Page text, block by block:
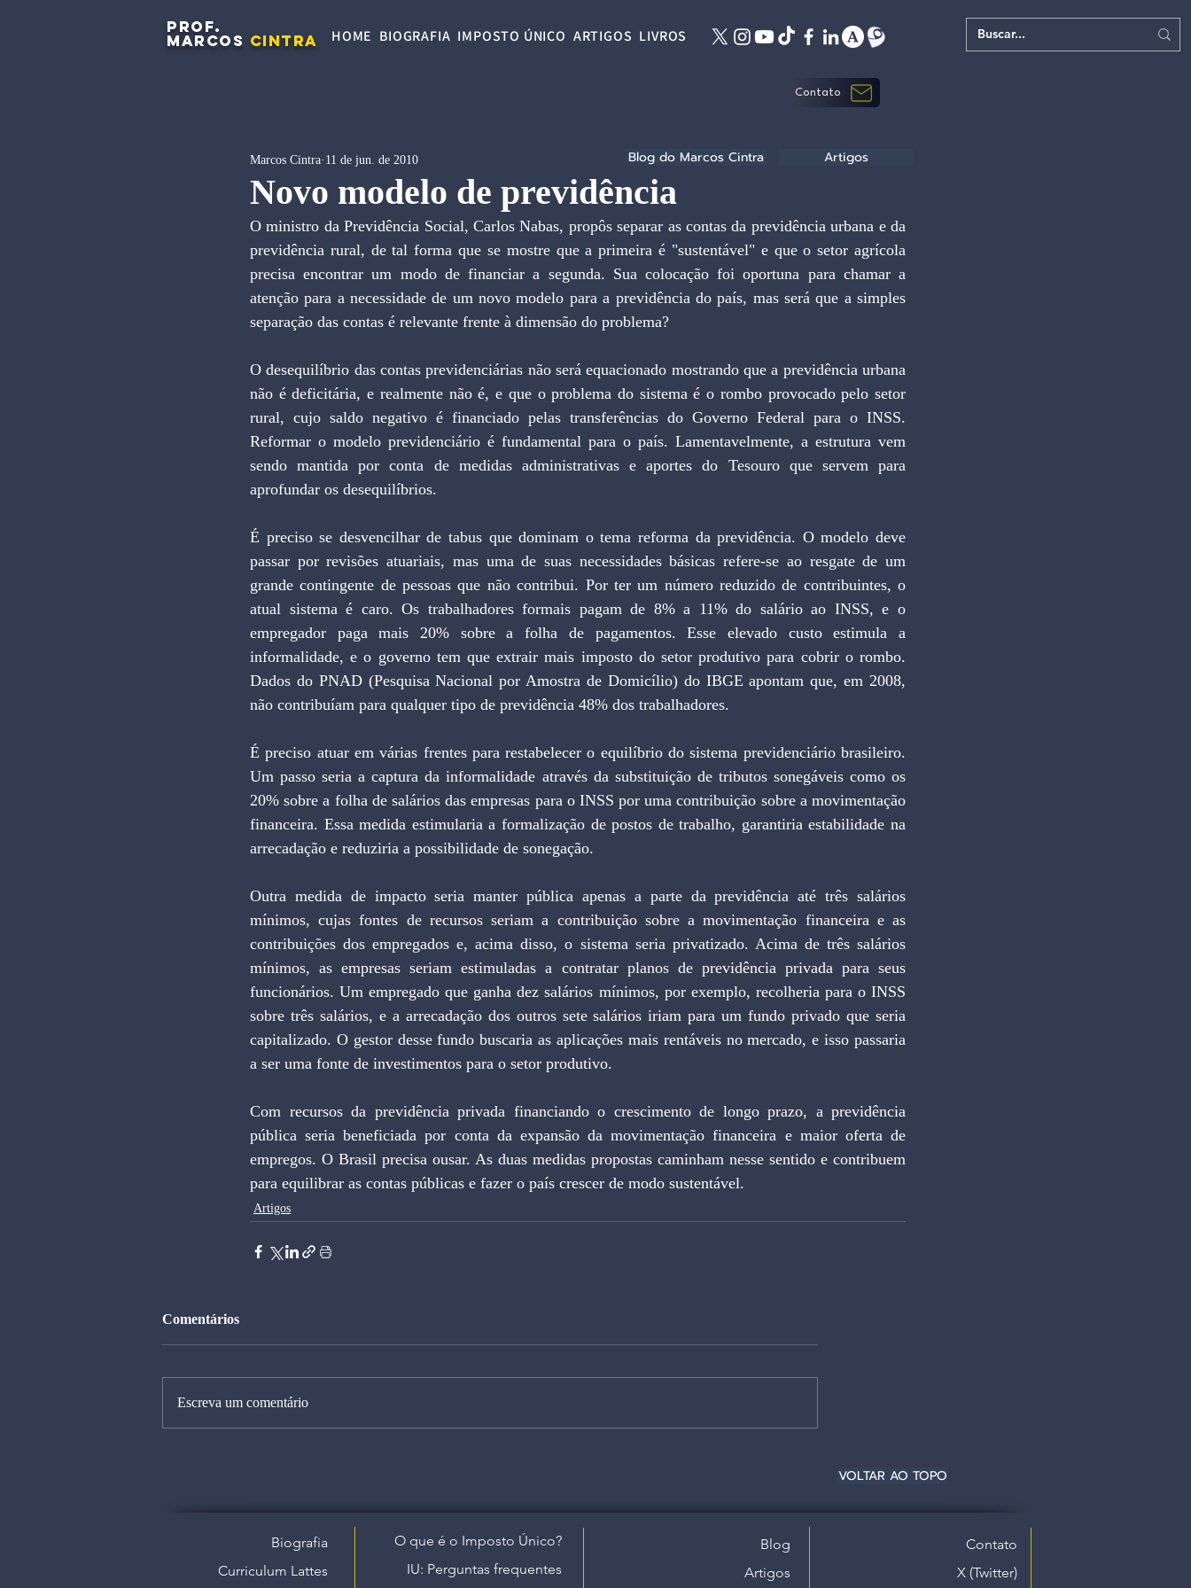
PROF.
MARCOS CINTRA HOME BIOGRAFIA IMPOSTO ÚNICO ARTIGOS LIVROS
Contato
Novo modelo de previdência
Marcos Cintra 11 de jun. de 2010
O ministro da Previdência Social, Carlos Nabas, propôs separar as contas da previdência urbana e da
previdência rural, de tal forma que se mostre que a primeira é "sustentável" e que o setor agrícola
precisa encontrar um modo de financiar a segunda. Sua colocação foi oportuna para chamar a
atenção para a necessidade de um novo modelo para a previdência do país, mas será que a simples
separação das contas é relevante frente à dimensão do problema?
O desequilíbrio das contas previdenciárias não será equacionado mostrando que a previdência urbana
não é deficitária, e realmente não é, e que o problema do sistema é o rombo provocado pelo setor
rural, cujo saldo negativo é financiado pelas transferências do Governo Federal para o INSS.
Reformar o modelo previdenciário é fundamental para o país. Lamentavelmente, a estrutura vem
sendo mantida por conta de medidas administrativas e aportes do Tesouro que servem para
aprofundar os desequilíbrios.
É preciso se desvencilhar de tabus que dominam o tema reforma da previdência. O modelo deve
passar por revisões atuariais, mas uma de suas necessidades básicas refere-se ao resgate de um
grande contingente de pessoas que não contribui. Por ter um número reduzido de contribuintes, o
atual sistema é caro. Os trabalhadores formais pagam de 8% a 11% do salário ao INSS, e o
empregador paga mais 20% sobre a folha de pagamentos. Esse elevado custo estimula a
informalidade, e o governo tem que extrair mais imposto do setor produtivo para cobrir o rombo.
Dados do PNAD (Pesquisa Nacional por Amostra de Domicílio) do IBGE apontam que, em 2008,
não contribuíam para qualquer tipo de previdência 48% dos trabalhadores.
É preciso atuar em várias frentes para restabelecer o equilíbrio do sistema previdenciário brasileiro.
Um passo seria a captura da informalidade através da substituição de tributos sonegáveis como os
20% sobre a folha de salários das empresas para o INSS por uma contribuição sobre a movimentação
financeira. Essa medida estimularia a formalização de postos de trabalho, garantiria estabilidade na
arrecadação e reduziria a possibilidade de sonegação.
Outra medida de impacto seria manter pública apenas a parte da previdência até três salários
mínimos, cujas fontes de recursos seriam a contribuição sobre a movimentação financeira e as
contribuições dos empregados e, acima disso, o sistema seria privatizado. Acima de três salários
mínimos, as empresas seriam estimuladas a contratar planos de previdência privada para seus
funcionários. Um empregado que ganha dez salários mínimos, por exemplo, recolheria para o INSS
sobre três salários, e a arrecadação dos outros sete salários iriam para um fundo privado que seria
capitalizado. O gestor desse fundo buscaria as aplicações mais rentáveis no mercado, e isso passaria
a ser uma fonte de investimentos para o setor produtivo.
Com recursos da previdência privada financiando o crescimento de longo prazo, a previdência
pública seria beneficiada por conta da expansão da movimentação financeira e maior oferta de
empregos. O Brasil precisa ousar. As duas medidas propostas caminham nesse sentido e contribuem
para equilibrar as contas públicas e fazer o país crescer de modo sustentável.
Artigos
Comentários
Escreva um comentário
Blog do Marcos Cintra Artigos
VOLTAR AO TOPO
Biografia
Curriculum Lattes
O que é o Imposto Único?
IU: Perguntas frequentes
Blog
Artigos
Contato
X (Twitter)